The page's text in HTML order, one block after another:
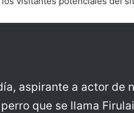
aspirante a actor de
que se llama